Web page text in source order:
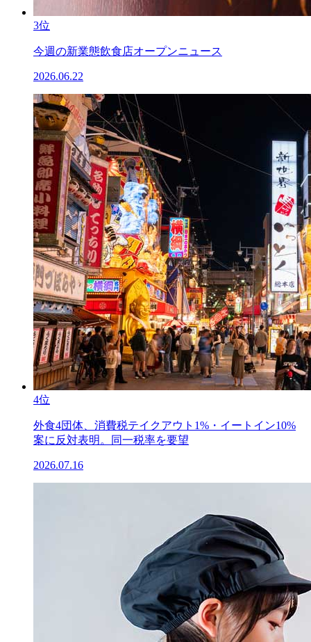
3位
今週の新業態飲食店オープンニュース
2026.06.22
4位
外食4団体、消費税テイクアウト1%・イートイン10%
案に反対表明。同一税率を要望
2026.07.16